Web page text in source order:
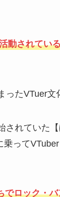
動されてい
たVTuer文
されていた
って
でロック・